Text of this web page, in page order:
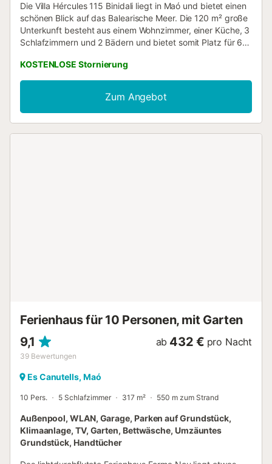
Die Villa Hércules 115 Binidali liegt in Maó und bietet einen
schönen Blick auf das Balearische Meer. Die 120 m² große
Unterkunft besteht aus einem Wohnzimmer, einer Küche, 3
Schlafzimmern und 2 Bädern und bietet somit Platz für 6
TV, eine Klimaanlage sowie eine Waschmaschine. Ein
Babybett und ein Hochstuhl sind ebenfalls vorhanden.
Dieses Ferienhaus bietet einen privaten Außenbereich mit
Pool, Garten, überdachter Terrasse und Grill. Die
Unterkunft befindet sich in der Nähe des Strandes.
KOSTENLOSE Stornierung
Zum Angebot
Ferienhaus für 10 Personen, mit Garten
9,1
39 Bewertungen
ab 432 € pro Nacht
Es Canutells, Maó
10 Pers. 5 Schlafzimmer 317 m² 550 m zum Strand
Außenpool, WLAN, Garage, Parken auf Grundstück,
Klimaanlage, TV, Garten, Bettwäsche, Umzäuntes
Grundstück, Handtücher